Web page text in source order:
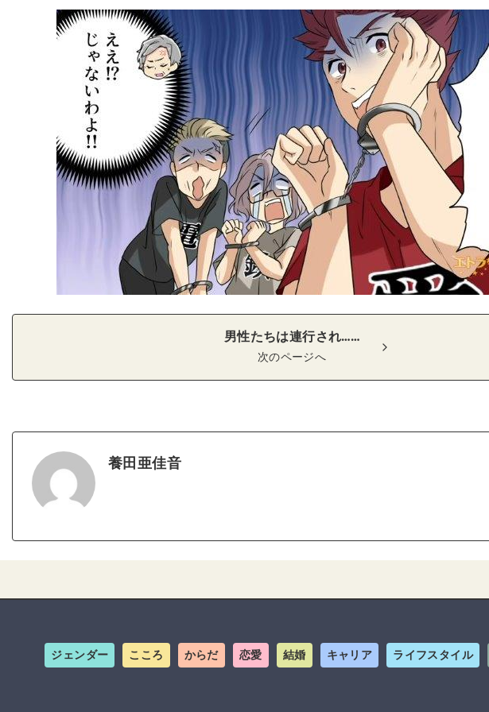
男性たちは連行され……
次のページへ
養田亜佳音
ジェンダー こころ からだ 恋愛 結婚 キャリア ライフスタイル